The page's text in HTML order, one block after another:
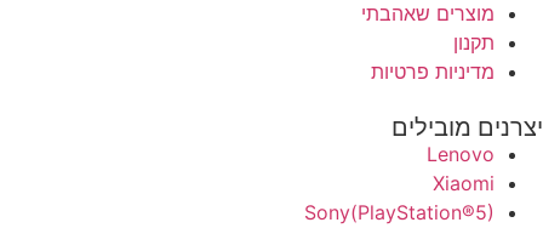
מוצרים שאהבתי
תקנון
מדיניות פרטיות
יצרנים מובילים
Lenovo
Xiaomi
Sony(PlayStation®5)